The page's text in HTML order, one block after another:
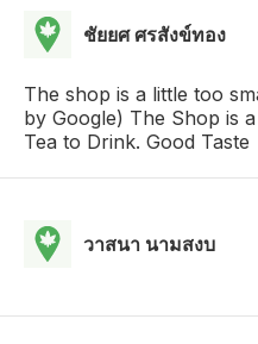
ชัยยศ ศรสังข์ทอง
The shop is a little too
by Google) The Shop is
Tea to Drink. Good Taste
วาสนา นามสงบ